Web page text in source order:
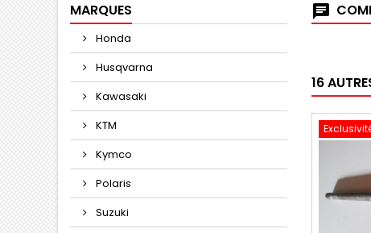
MARQUES
Honda
Husqvarna
Kawasaki
KTM
Kymco
Polaris
Suzuki
16